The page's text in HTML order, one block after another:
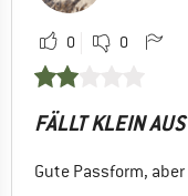
0 0
FÄLLT KLEIN AUS
Gute Passform,